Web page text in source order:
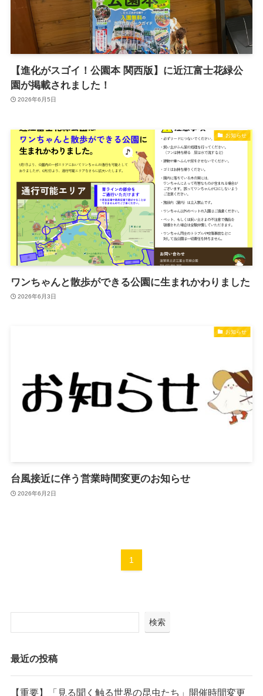
【進化がスゴイ！公園本 関西版】に近江富士花緑公
園が掲載されました！
2026年6月5日
お知らせ
ワンちゃんと散歩ができる公園に生まれかわりました
2026年6月3日
お知らせ
台風接近に伴う営業時間変更のお知らせ
2026年6月2日
1
検索
最近の投稿
【重要】「見る聞く触る世界の昆虫たち」開催時間変更